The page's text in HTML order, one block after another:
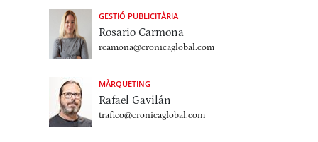
GESTIÓ PUBLICITÀRIA
Rosario Carmona
rcamona@cronicaglobal.com
MÀRQUETING
Rafael Gavilán
trafico@cronicaglobal.com